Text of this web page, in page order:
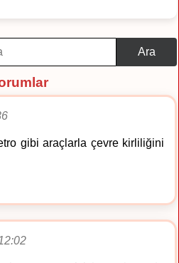
Ara
gibi araçlarla çevre kirliliğini